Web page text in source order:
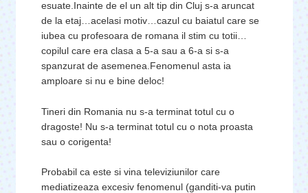
esuate.Inainte de el un alt tip din Cluj s-a aruncat
de la etaj…acelasi motiv…cazul cu baiatul care se
iubea cu profesoara de romana il stim cu totii…
copilul care era clasa a 5-a sau a 6-a si s-a
spanzurat de asemenea.Fenomenul asta ia
amploare si nu e bine deloc!
Tineri din Romania nu s-a terminat totul cu o
dragoste! Nu s-a terminat totul cu o nota proasta
sau o corigenta!
Probabil ca este si vina televiziunilor care
mediatizeaza excesiv fenomenul (ganditi-va putin